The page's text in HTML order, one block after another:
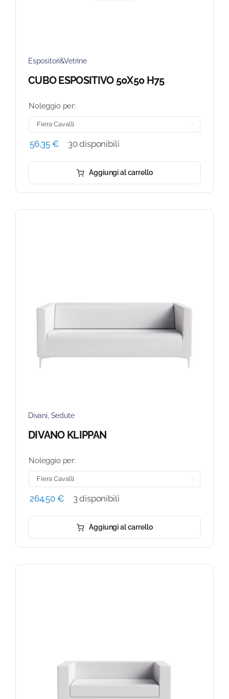
Espositori&Vetrine
CUBO ESPOSITIVO 50X50 H75
Noleggio per:
56,35 € 30 disponibili
Aggiungi al carrello
Divani, Sedute
DIVANO KLIPPAN
Noleggio per:
264,50 € 3 disponibili
Aggiungi al carrello